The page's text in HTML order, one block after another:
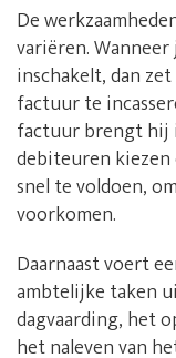
De
variëren.
inschakelt, dan
factuur te
factuur brengt hij
debiteuren kiezen
snel te voldoen,
voorkomen.
Daarnaast voert
ambtelijke taken
dagvaarding, het
het naleven van